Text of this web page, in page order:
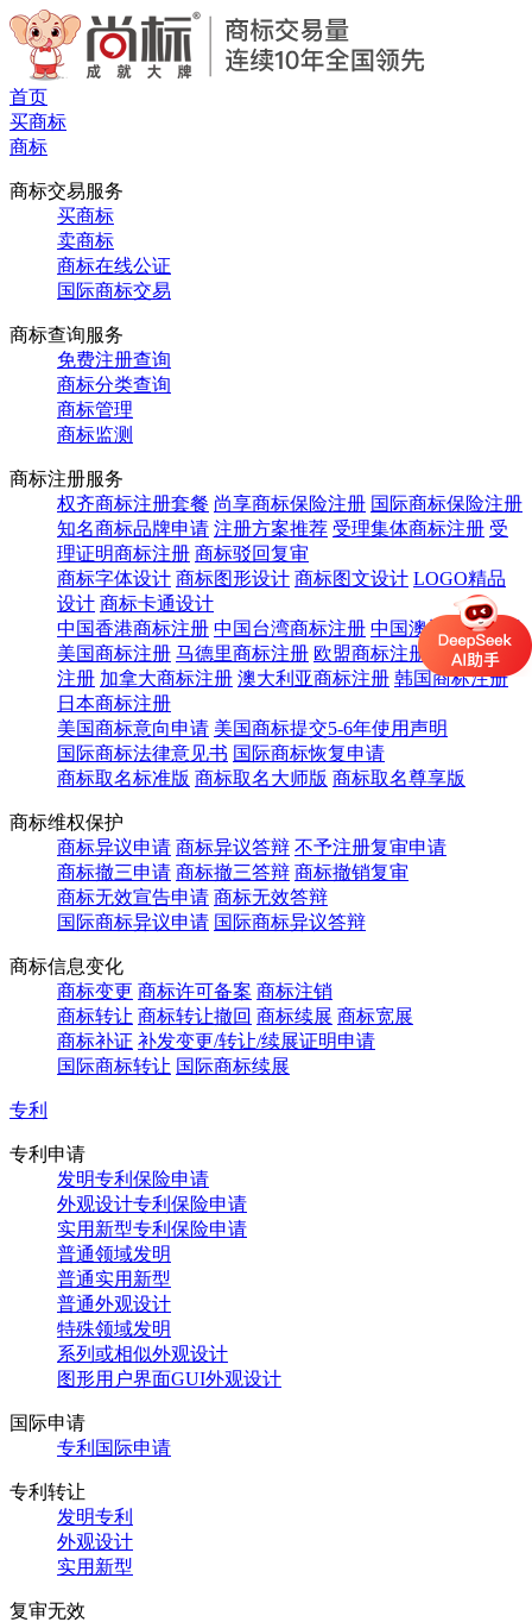
首页
买商标
商标
商标交易服务
买商标
卖商标
商标在线公证
国际商标交易
商标查询服务
免费注册查询
商标分类查询
商标管理
商标监测
商标注册服务
权齐商标注册套餐 尚享商标保险注册 国际商标保险注册
知名商标品牌申请 注册方案推荐 受理集体商标注册 受
理证明商标注册 商标驳回复审
商标字体设计 商标图形设计 商标图文设计 LOGO精品
设计 商标卡通设计
中国香港商标注册 中国台湾商标注册 中国澳门商标注册
美国商标注册 马德里商标注册 欧盟商标注册
英国商标
注册 加拿大商标注册 澳大利亚商标注册 韩国商标注册
日本商标注册
美国商标意向申请 美国商标提交5-6年使用声明
国际商标法律意见书 国际商标恢复申请
商标取名标准版 商标取名大师版 商标取名尊享版
商标维权保护
商标异议申请 商标异议答辩 不予注册复审申请
商标撤三申请 商标撤三答辩 商标撤销复审
商标无效宣告申请 商标无效答辩
国际商标异议申请 国际商标异议答辩
商标信息变化
商标变更 商标许可备案 商标注销
商标转让 商标转让撤回 商标续展 商标宽展
商标补证 补发变更/转让/续展证明申请
国际商标转让 国际商标续展
专利
专利申请
发明专利保险申请
外观设计专利保险申请
实用新型专利保险申请
普通领域发明
普通实用新型
普通外观设计
特殊领域发明
系列或相似外观设计
图形用户界面GUI外观设计
国际申请
专利国际申请
专利转让
发明专利
外观设计
实用新型
复审无效